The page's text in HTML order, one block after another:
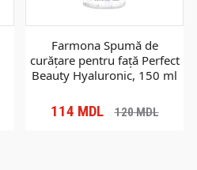
Farmona Spumă de
curățare pentru față Perfect
Beauty Hyaluronic, 150 ml
114 MDL 120MDL